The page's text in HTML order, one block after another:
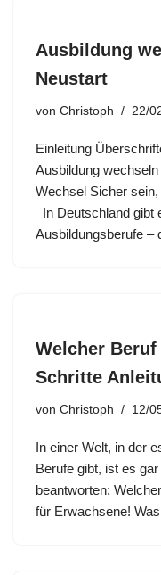
Ausbildung
Neustart
von Christoph 22/
Einleitung
Ausbildung
Wechsel Sicher
In Deutschland gibt
Ausbildungsberufe –
Welcher
Schritte
von Christoph 12/
In einer Welt, in der
Berufe gibt, ist es
beantworten:
für Erwachsene!